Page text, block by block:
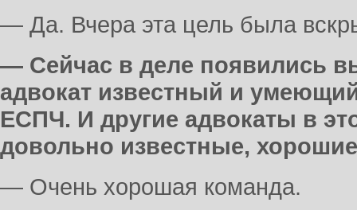
— Да. Вчера эта цель была
— Сейчас в деле появились
адвокат известный и
ЕСПЧ. И другие адвокаты в
довольно известные,
— Очень хорошая команда.